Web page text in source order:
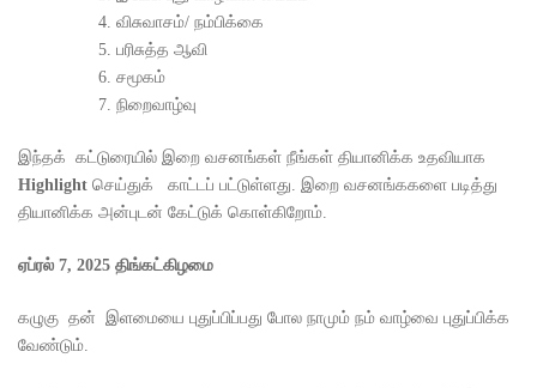
விசுவாசம்/ நம்பிக்கை
பரிசுத்த ஆவி
சமூகம்
நிறைவாழ்வு
இந்தக் கட்டுரையில் இறை வசனங்கள் நீங்கள் தியானிக்க உதவியாக
Highlight செய்துக் காட்டப் பட்டுள்ளது. இறை வசனங்ககளை படித்து
தியானிக்க அன்புடன் கேட்டுக் கொள்கிறோம்.
ஏப்ரல் 7, 2025 திங்கட்கிழமை
கழுகு தன் இளமையை புதுப்பிப்பது போல நாமும் நம் வாழ்வை புதுப்பிக்க
வேண்டும்.